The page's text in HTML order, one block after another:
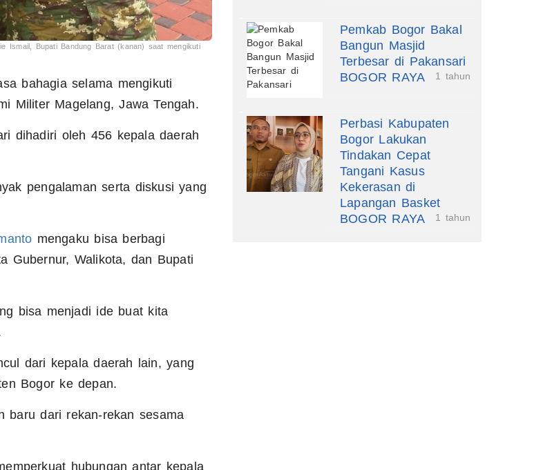
Ismail, Bupati Bandung Barat (kanan) saat mengikuti
bahagia selama mengikuti
Militer Magelang, Jawa Tengah.
dihadiri oleh 456 kepala daerah
pengalaman serta diskusi yang
mengaku bisa berbagi
Gubernur, Walikota, dan Bupati
bisa menjadi ide buat kita
dari kepala daerah lain, yang
Bogor ke depan.
baru dari rekan-rekan sesama
hubungan antar kepala
Pemkab Bogor Bakal
Bangun Masjid
Terbesar di Pakansari
BOGOR RAYA
1 tahun
Perbasi Kabupaten
Bogor Lakukan
Tindakan Cepat
Tangani Kasus
Kekerasan di
Lapangan Basket
BOGOR RAYA
1 tahun